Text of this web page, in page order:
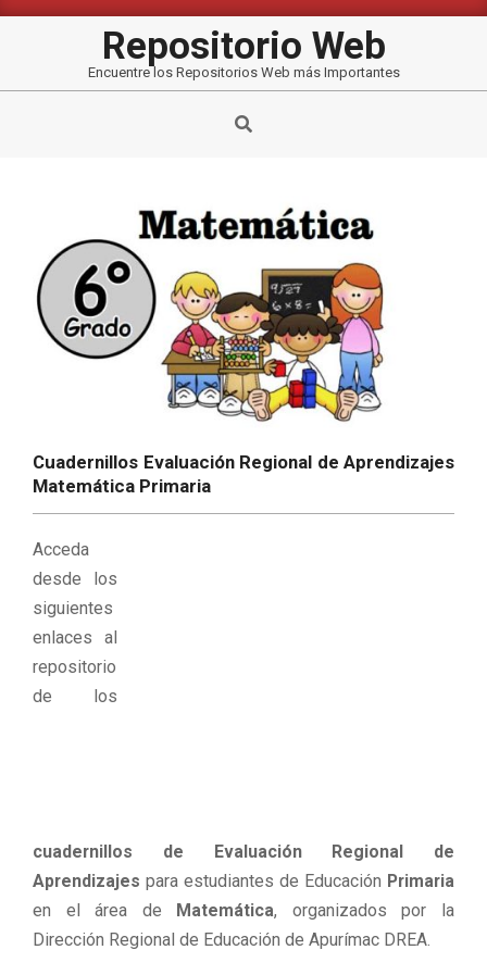
Repositorio Web
Encuentre los Repositorios Web más Importantes
Buscar
Cuadernillos Evaluación Regional de Aprendizajes
Matemática Primaria
Acceda
desde los
siguientes
enlaces al
repositorio
de los
cuadernillos de Evaluación Regional de
Aprendizajes para estudiantes de Educación Primaria
en el área de Matemática, organizados por la
Dirección Regional de Educación de Apurímac DREA.